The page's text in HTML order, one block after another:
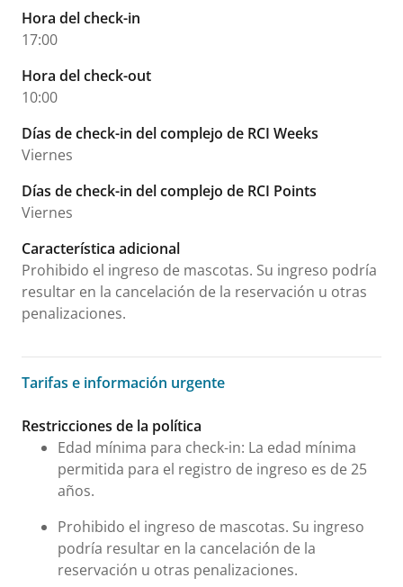
Hora del check-in
17:00
Hora del check-out
10:00
Días de check-in del complejo de RCI Weeks
Viernes
Días de check-in del complejo de RCI Points
Viernes
Característica adicional
Prohibido el ingreso de mascotas. Su ingreso podría
resultar en la cancelación de la reservación u otras
penalizaciones.
Tarifas e información urgente
Tarifas e información urgente
Restricciones de la política
Edad mínima para check-in: La edad mínima
permitida para el registro de ingreso es de 25
años.
Prohibido el ingreso de mascotas. Su ingreso
podría resultar en la cancelación de la
reservación u otras penalizaciones.